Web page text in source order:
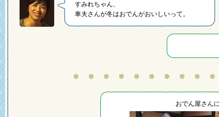
すみれちゃん、
車夫さんが冬はおでんがおいしいって。
おでん屋さん